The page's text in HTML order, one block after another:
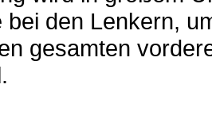
bei den Lenkern,
gesamten